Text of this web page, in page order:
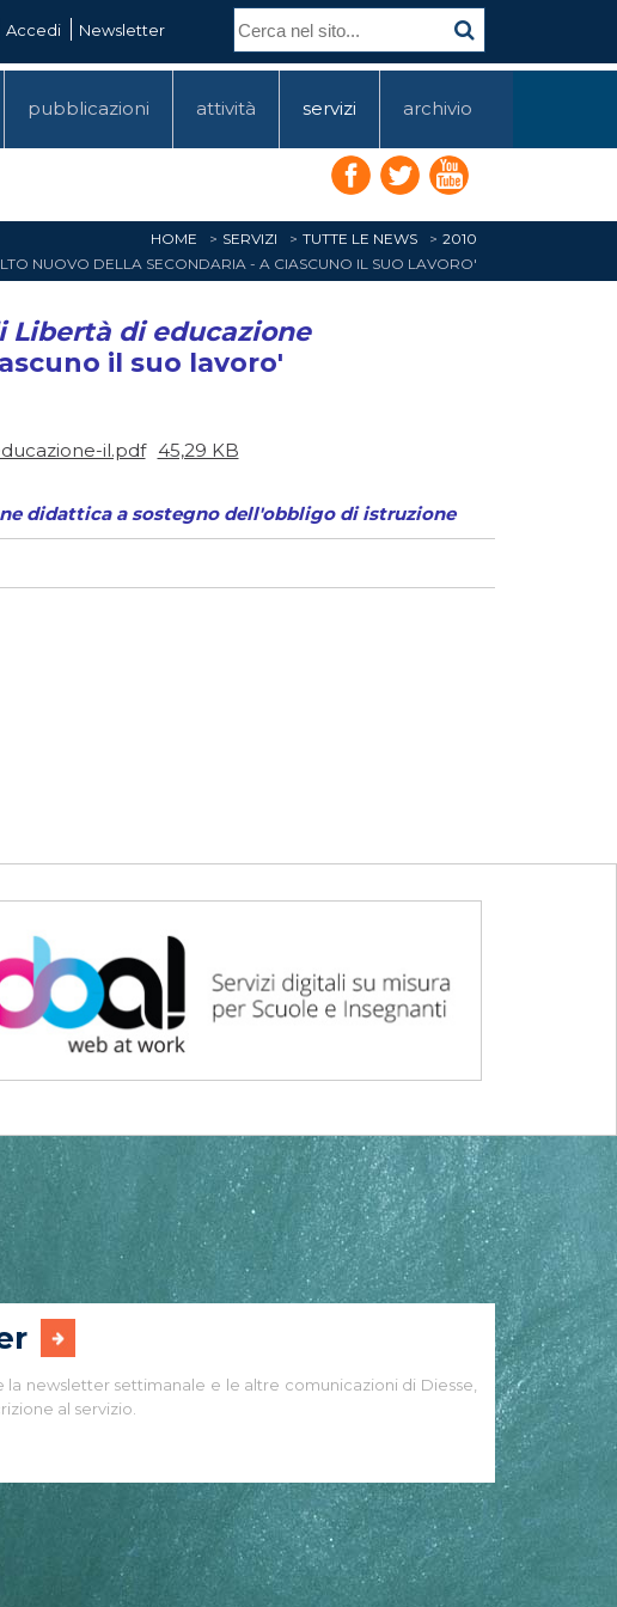
Accedi Newsletter
pubblicazioni attività servizi archivio
HOME SERVIZI TUTTE LE NEWS
2010
NUOVO DELLA SECONDARIA - A CIASCUNO IL SUO LAVORO'
Libertà di educazione
il suo lavoro'
il.pdf
45,29 KB
didattica a sostegno dell'obbligo di istruzione
newsletter settimanale e le altre comunicazioni di Diesse,
al servizio.